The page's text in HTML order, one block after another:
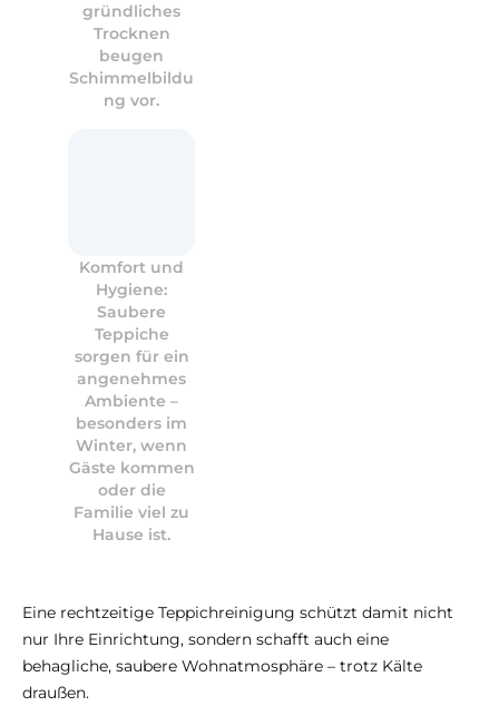
gründliches
Trocknen
beugen
Schimmelbildu
ng vor.
Komfort und
Hygiene:
Saubere
Teppiche
sorgen für ein
angenehmes
Ambiente –
besonders im
Winter, wenn
Gäste kommen
oder die
Familie viel zu
Hause ist.
Eine rechtzeitige Teppichreinigung schützt damit nicht
nur Ihre Einrichtung, sondern schafft auch eine
behagliche, saubere Wohnatmosphäre – trotz Kälte
draußen.